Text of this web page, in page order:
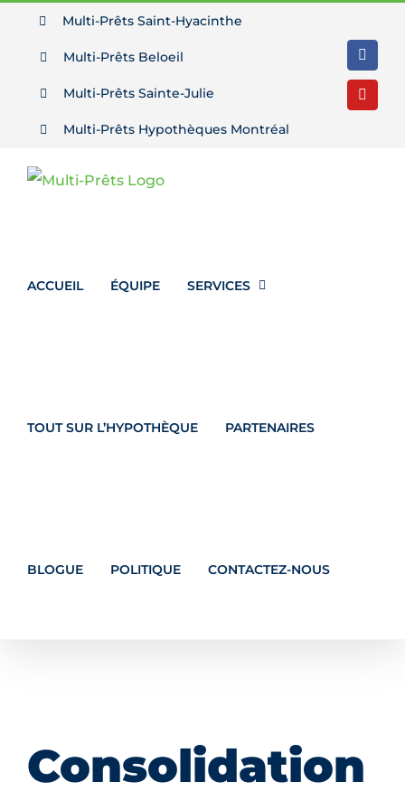
Passer
Multi-Prêts Saint-Hyacinthe
Multi-Prêts Beloeil
Multi-Prêts Sainte-Julie
Multi-Prêts Hypothèques Montréal
ACCUEIL ÉQUIPE SERVICES
TOUT SUR L’HYPOTHÈQUE PARTENAIRES
BLOGUE POLITIQUE CONTACTEZ-NOUS
Consolidation